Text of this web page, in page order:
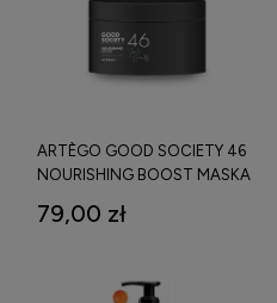
ARTÈGO GOOD SOCIETY 46
NOURISHING BOOST MASKA
Z KWASEM HIALURONOWYM
79,00 zł